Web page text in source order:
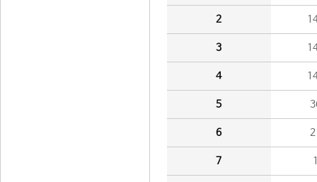
2
3
4
5
6
7